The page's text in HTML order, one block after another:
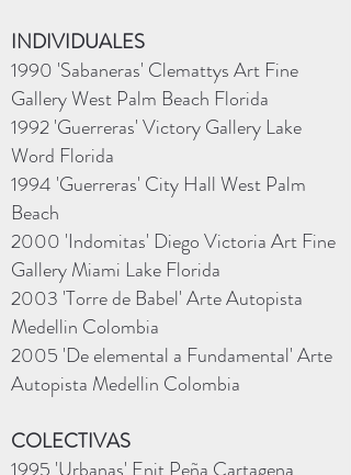
INDIVIDUALES
1990 'Sabaneras' Clemattys Art Fine
Gallery West Palm Beach Florida
1992 'Guerreras' Victory Gallery Lake
Word Florida
1994 'Guerreras' City Hall West Palm
Beach
2000 'Indomitas' Diego Victoria Art Fine
Gallery Miami Lake Florida
2003 'Torre de Babel' Arte Autopista
Medellin Colombia
2005 'De elemental a Fundamental' Arte
Autopista Medellin Colombia
COLECTIVAS